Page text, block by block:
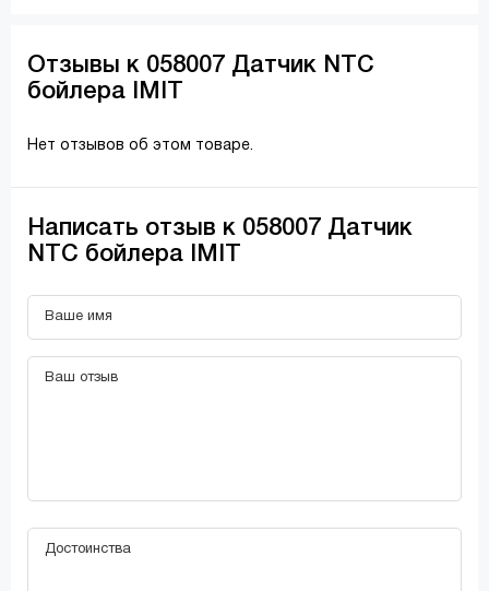
Отзывы к 058007 Датчик NTC
бойлера IMIT
Нет отзывов об этом товаре.
Написать отзыв к 058007 Датчик
NTC бойлера IMIT